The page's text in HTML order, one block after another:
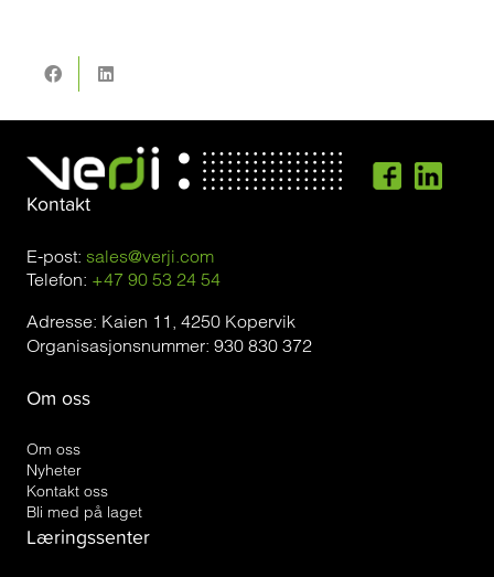
Kontakt
E-post: sales@verji.com
Telefon: +47 90 53 24 54
Adresse: Kaien 11, 4250 Kopervik
Organisasjonsnummer: 930 830 372
Om oss
Om oss
Nyheter
Kontakt oss
Bli med på laget
Læringssenter